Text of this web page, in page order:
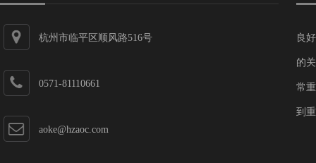
杭州市临平区顺风路516号
0571-81110661
aoke@hzaoc.com
良
的
常
到